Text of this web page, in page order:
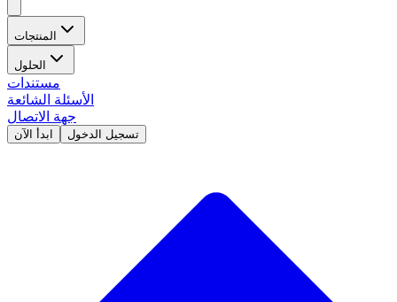
المنتجات
الحلول
مستندات
الأسئلة الشائعة
جهة الاتصال
ابدأ الآن تسجيل الدخول